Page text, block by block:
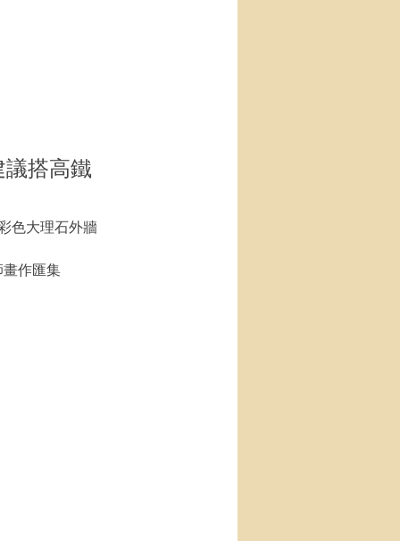
搭高鐵
色大理石外牆
作匯集